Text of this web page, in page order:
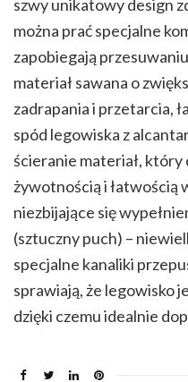
szwy unikatowy design
można prać specjalne
zapobiegają
materiał sawana o
zadrapania i przetarcia,
spód legowiska z
ścieranie materiał, który
żywotnością i łatwością
niezbijające się
(sztuczny puch) –
specjalne kanaliki
sprawiają, że legowisko
dzięki czemu idealnie